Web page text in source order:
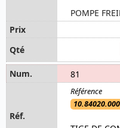
POMPE
81
10.84020.000